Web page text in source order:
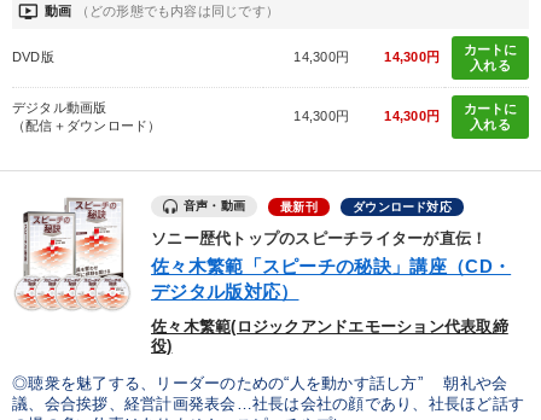
ondemand_video 動画 （どの形態でも内容は同じです）
DVD版 14,300円 14,300円
カートに
入れる
デジタル動画版
（配信＋ダウンロード）
14,300円 14,300円
カートに
入れる
音声・動画 最新刊 ダウンロード対応
ソニー歴代トップのスピーチライターが直伝！
佐々木繁範「スピーチの秘訣」講座（CD・
デジタル版対応）
佐々木繁範(ロジックアンドエモーション代表取締
役)
◎聴衆を魅了する、リーダーのための“人を動かす話し方” 朝礼や会
議、会合挨拶、経営計画発表会…社長は会社の顔であり、社長ほど話す